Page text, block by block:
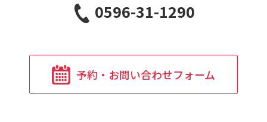
0596-31-1290
予約・お問い合わせフォーム